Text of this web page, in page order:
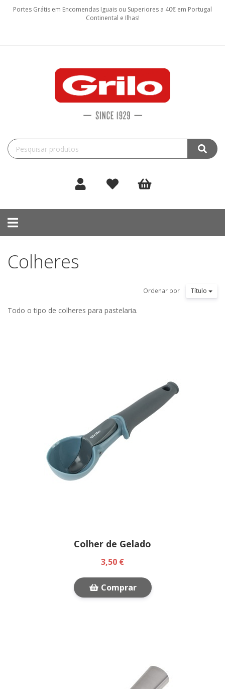
Portes Grátis em Encomendas Iguais ou Superiores a 40€ em Portugal
Continental e Ilhas!
Toggle
navigation
Colheres
Ordenar por Título
Todo o tipo de colheres para pastelaria.
Colher de Gelado
3,50 €
Comprar